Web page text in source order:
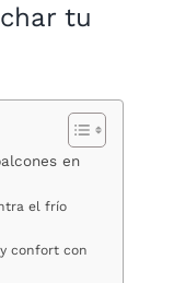
tu
en
el frío
confort con